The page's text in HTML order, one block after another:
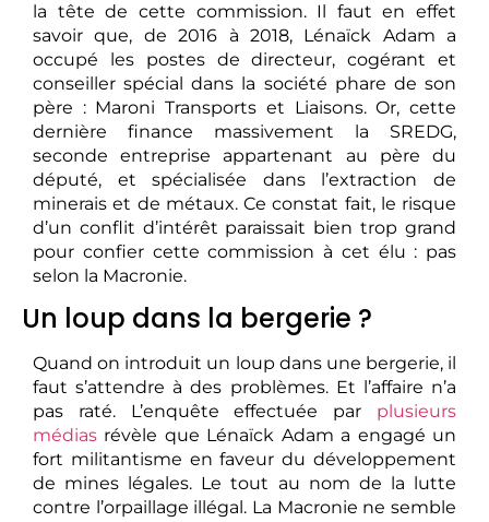
la tête de cette commission. Il faut en effet
savoir que, de 2016 à 2018, Lénaïck Adam a
occupé les postes de directeur, cogérant et
conseiller spécial dans la société phare de son
père : Maroni Transports et Liaisons. Or, cette
dernière finance massivement la SREDG,
seconde entreprise appartenant au père du
député, et spécialisée dans l’extraction de
minerais et de métaux. Ce constat fait, le risque
d’un conflit d’intérêt paraissait bien trop grand
pour confier cette commission à cet élu : pas
selon la Macronie.
Un loup dans la bergerie ?
Quand on introduit un loup dans une bergerie, il
faut s’attendre à des problèmes. Et l’affaire n’a
pas raté. L’enquête effectuée par plusieurs
médias révèle que Lénaïck Adam a engagé un
fort militantisme en faveur du développement
de mines légales. Le tout au nom de la lutte
contre l’orpaillage illégal. La Macronie ne semble